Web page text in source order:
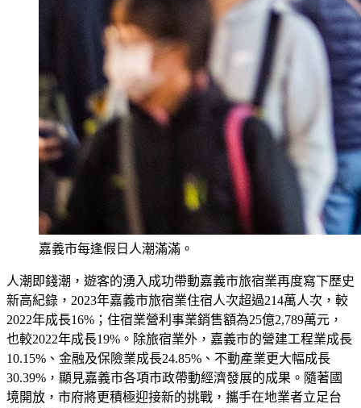
嘉義市每逢假日人潮滿滿。
人潮即錢潮，遊客的湧入成功帶動嘉義市旅宿業再度寫下歷史
新高紀錄，2023年嘉義市旅宿業住宿人次超過214萬人次，較
2022年成長16%；住宿業營利事業銷售額為25億2,789萬元，
也較2022年成長19%。除旅宿業外，嘉義市的營建工程業成長
10.15%、金融及保險業成長24.85%、不動產業更大幅成長
30.39%，顯見嘉義市各項市政帶動經濟發展的成果。隨著國
境開放，市府將更積極迎接新的挑戰，攜手在地業者立足台